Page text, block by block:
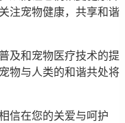
注宠物健康，共享和谐
及和宠物医疗技术的提
物与人类的和谐共处将
信在您的关爱与呵护